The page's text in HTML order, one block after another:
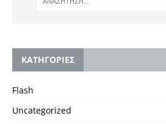
KΑΤΗΓΟΡΙΕΣ
Flash
Uncategorized